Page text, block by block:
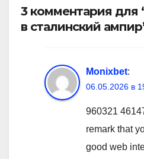
3 комментария для
в сталинский
Monixbet:
06.05.2026 в
960321
remark that
good web